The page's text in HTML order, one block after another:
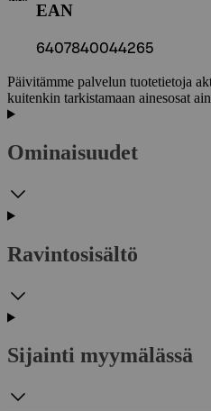
EAN
6407840044265
Päivitämme palvelun tuotetietoja
kuitenkin tarkistamaan ainesosat
Ominaisuudet
Ravintosisältö
Sijainti myymälässä